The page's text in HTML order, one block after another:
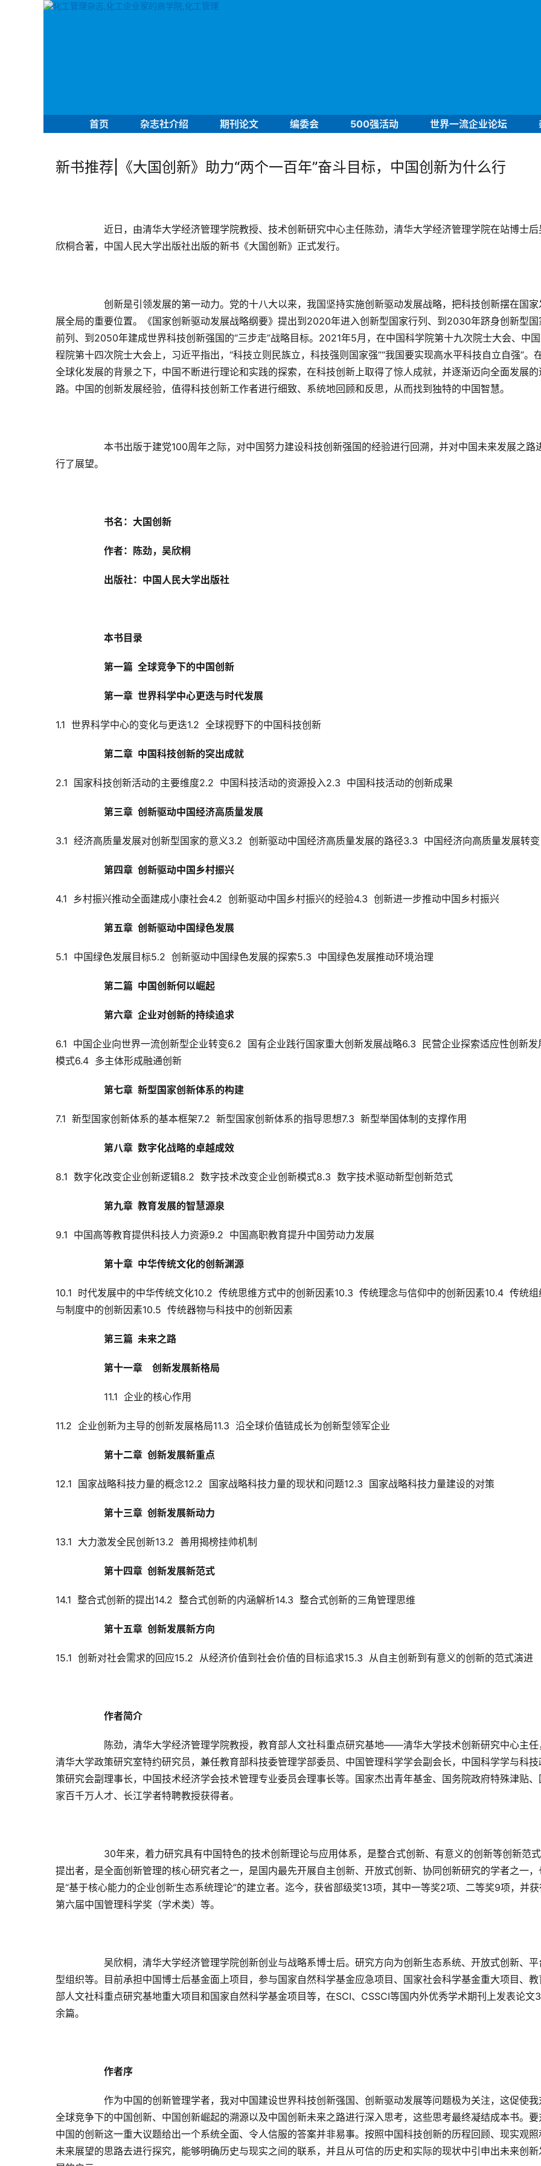
首页 杂志社介绍 期刊论文 编委会 500强活动 世界一流企业论坛
新书推荐|《大国创新》助力“两个一百年”奋斗目标，中国创新为什么行
近 日，由清华大学经济管理学院教授、技术创新研究中心主任陈劲，清华大学经济管理学院在站博士后
欣桐合著，中国人民大学出版社出版的新书《大国创新》正式发行。
创新是引领发展的第一动力。党的十八大以来，我国坚持实施创新驱动发展战略，把科技创新摆在国家
展全局的重要位置。《国家创新驱动发展战略纲要》提出到2020年进入创新型国家行列、到2030年跻身创新型国
前列、到2050年建成世界科技创新强国的“三步走”战略目标。2021年5月，在中国科学院第十九次院士大会、中
程院第十四次院士大会上，习近平指出，“科技立则民族立，科技强则国家强”“我国要实现高水平科技自立自强”。
全球化发展的背景之下，中国不断进行理论和实践的探索，在科技创新上取得了惊人成就，并逐渐迈向全面发展的
路。中国的创新发展经验，值得科技创新工作者进行细致、系统地回顾和反思，从而找到独特的中国智慧。
本书出版于建党100周年之际，对中国努力建设科技创新强国的经验进行回溯，并对中国未来发展之路
行了展望。
书名：大国创新
作者：陈劲，吴欣桐
出版社：中国人民大学出版社
本书目录
第一篇  全球竞争下的中国创新
第一章  世界科学中心更迭与时代发展
1.1  世界科学中心的变化与更迭1.2  全球视野下的中国科技创新
第二章  中国科技创新的突出成就
2.1  国家科技创新活动的主要维度2.2  中国科技活动的资源投入2.3  中国科技活动的创新成果
第三章  创新驱动中国经济高质量发展
3.1  经济高质量发展对创新型国家的意义3.2  创新驱动中国经济高质量发展的路径3.3  中国经济向高质量发展转变
第四章  创新驱动中国乡村振兴
4.1  乡村振兴推动全面建成小康社会4.2  创新驱动中国乡村振兴的经验4.3  创新进一步推动中国乡村振兴
第五章  创新驱动中国绿色发展
5.1  中国绿色发展目标5.2  创新驱动中国绿色发展的探索5.3  中国绿色发展推动环境治理
第二篇  中国创新何以崛起
第六章  企业对创新的持续追求
6.1  中国企业向世界一流创新型企业转变6.2  国有企业践行国家重大创新发展战略6.3  民营企业探索适应性创新发
模式6.4  多主体形成融通创新
第七章  新型国家创新体系的构建
7.1  新型国家创新体系的基本框架7.2  新型国家创新体系的指导思想7.3  新型举国体制的支撑作用
第八章  数字化战略的卓越成效
8.1  数字化改变企业创新逻辑8.2  数字技术改变企业创新模式8.3  数字技术驱动新型创新范式
第九章  教育发展的智慧源泉
9.1  中国高等教育提供科技人力资源9.2  中国高职教育提升中国劳动力发展
第十章  中华传统文化的创新渊源
10.1  时代发展中的中华传统文化10.2  传统思维方式中的创新因素10.3  传统理念与信仰中的创新因素10.4  传统组
与制度中的创新因素10.5  传统器物与科技中的创新因素
第三篇  未来之路
第十一章    创新发展新格局
11.1 企业的核心作用
11.2  企业创新为主导的创新发展格局11.3  沿全球价值链成长为创新型领军企业
第十二章  创新发展新重点
12.1  国家战略科技力量的概念12.2  国家战略科技力量的现状和问题12.3  国家战略科技力量建设的对策
第十三章  创新发展新动力
13.1  大力激发全民创新13.2  善用揭榜挂帅机制
第十四章  创新发展新范式
14.1  整合式创新的提出14.2  整合式创新的内涵解析14.3  整合式创新的三角管理思维
第十五章  创新发展新方向
15.1  创新对社会需求的回应15.2  从经济价值到社会价值的目标追求15.3  从自主创新到有意义的创新的范式演进
作者简介
陈劲，清华大学经济管理学院教授，教育部人文社科重点研究基地——清华大学技术创新研究中心主任
清华大学政策研究室特约研究员，兼任教育部科技委管理学部委员、中国管理科学学会副会长，中国科学学与科技
策研究会副理事长，中国技术经济学会技术管理专业委员会理事长等。国家杰出青年基金、国务院政府特殊津贴、
家百千万人才、长江学者特聘教授获得者。
30年来，着力研究具有中国特色的技术创新理论与应用体系，是整合式创新、有意义的创新等创新范
提出者，是全面创新管理的核心研究者之一，是国内最先开展自主创新、开放式创新、协同创新研究的学者之一，
是“基于核心能力的企业创新生态系统理论”的建立者。迄今，获省部级奖13项，其中一等奖2项、二等奖9项，并
第六届中国管理科学奖（学术类）等。
吴欣桐，清华大学经济管理学院创新创业与战略系博士后。研究方向为创新生态系统、开放式创新、平
型组织等。目前承担中国博士后基金面上项目，参与国家自然科学基金应急项目、国家社会科学基金重大项目、教
部人文社科重点研究基地重大项目和国家自然科学基金项目等，在SCI、CSSCI等国内外优秀学术期刊上发表论文
余篇。
作者序
作为中国的创新管理学者，我对中国建设世界科技创新强国、创新驱动发展等问题极为关注，这促使我
全球竞争下的中国创新、中国创新崛起的溯源以及中国创新未来之路进行深入思考，这些思考最终凝结成本书。要
中国的创新这一重大议题给出一个系统全面、令人信服的答案并非易事。按照中国科技创新的历程回顾、现实观照
未来展望的思路去进行探究，能够明确历史与现实之间的联系，并且从可信的历史和实际的现状中引申出未来创新